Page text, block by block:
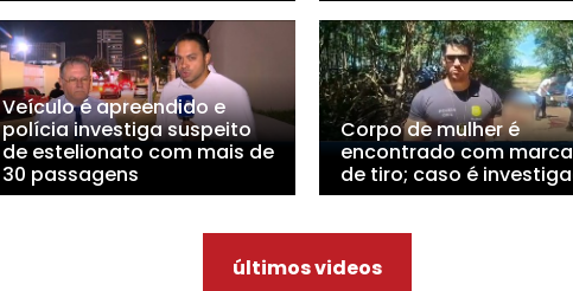
Veículo é apreendido e
polícia investiga suspeito
de estelionato com mais de
30 passagens
Corpo de mulher é
encontrado com
de tiro; caso é
últimos videos